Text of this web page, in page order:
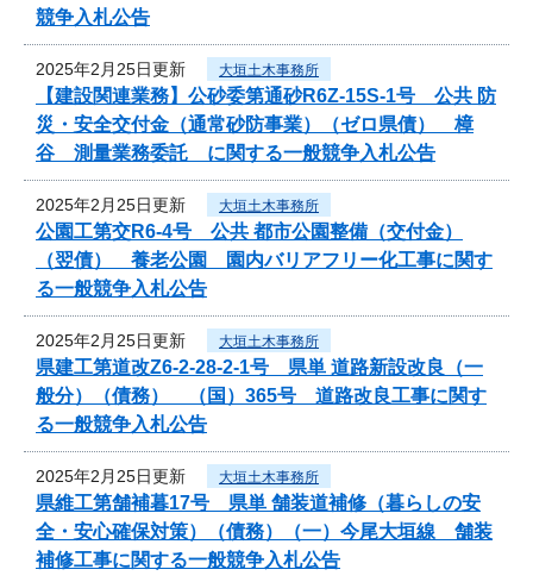
競争入札公告
2025年2月25日更新 大垣土木事務所
【建設関連業務】公砂委第通砂R6Z-15S-1号 公共 防
災・安全交付金（通常砂防事業）（ゼロ県債） 樟
谷 測量業務委託 に関する一般競争入札公告
2025年2月25日更新 大垣土木事務所
公園工第交R6-4号 公共 都市公園整備（交付金）
（翌債） 養老公園 園内バリアフリー化工事に関す
る一般競争入札公告
2025年2月25日更新 大垣土木事務所
県建工第道改Z6-2-28-2-1号 県単 道路新設改良（一
般分）（債務） （国）365号 道路改良工事に関す
る一般競争入札公告
2025年2月25日更新 大垣土木事務所
県維工第舗補暮17号 県単 舗装道補修（暮らしの安
全・安心確保対策）（債務）（一）今尾大垣線 舗装
補修工事に関する一般競争入札公告